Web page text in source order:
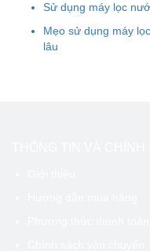
Sử dụng máy lọc
Mẹo sử dụng máy
lâu